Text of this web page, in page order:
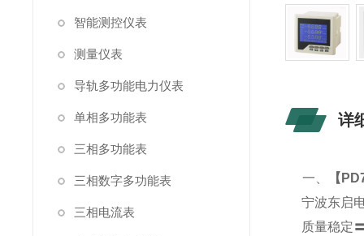
智能测控仪表
测量仪表
导轨多功能电力仪表
单相多功能表
三相多功能表
三相数字多功能表
三相电流表
详
一、 【
宁波东启
质量稳定